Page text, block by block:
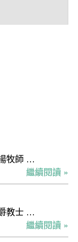
牧師 …
繼續閱讀 »
教士 …
繼續閱讀 »